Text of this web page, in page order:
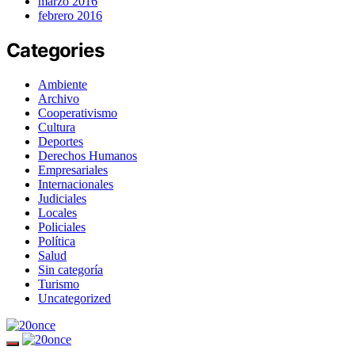
febrero 2016
Categories
Ambiente
Archivo
Cooperativismo
Cultura
Deportes
Derechos Humanos
Empresariales
Internacionales
Judiciales
Locales
Policiales
Política
Salud
Sin categoría
Turismo
Uncategorized